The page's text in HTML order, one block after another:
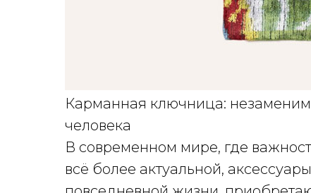
Карманная ключница:
человека
В современном мире, где
всё более актуальной,